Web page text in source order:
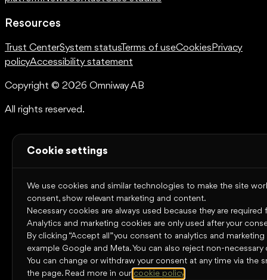
Resources
Trust CenterSystem statusTerms of useCookiesPrivacy
policyAccessibility statement
Copyright © 2026 Omniway AB
All rights reserved.
Cookie settings
We use cookies and similar technologies to make the site
consent, show relevant marketing and content.
Necessary cookies are always used because they are
Analytics and marketing cookies are only used after your
By clicking “Accept all” you consent to analytics and
example Google and Meta. You can also reject non-
You can change or withdraw your consent at any time via
the page. Read more in our cookie policy